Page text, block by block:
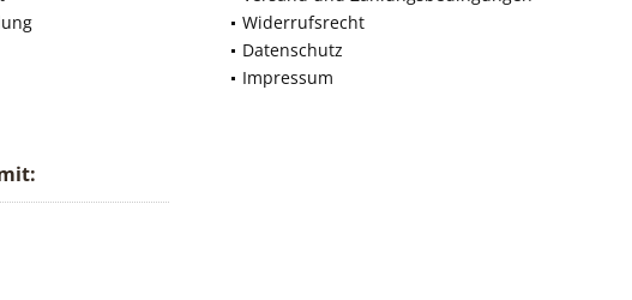
Widerrufsrecht
Datenschutz
Impressum